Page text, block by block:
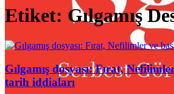
Etiket: Gılgamış
Gılgamış dosyası: Fırat,
tarih iddiaları